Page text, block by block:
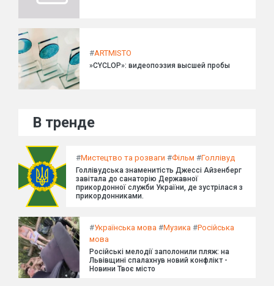
#ARTMISTO
»CYCLOP»: видеопоэзия высшей пробы
В тренде
#Мистецтво та розваги #Фільм #Голлівуд
Голлівудська знаменитість Джессі Айзенберг
завітала до санаторію Державної
прикордонної служби України, де зустрілася з
прикордонниками.
#Українська мова #Музика #Російська
мова
Російські мелодії заполонили пляж: на
Львівщині спалахнув новий конфлікт -
Новини Твоє місто